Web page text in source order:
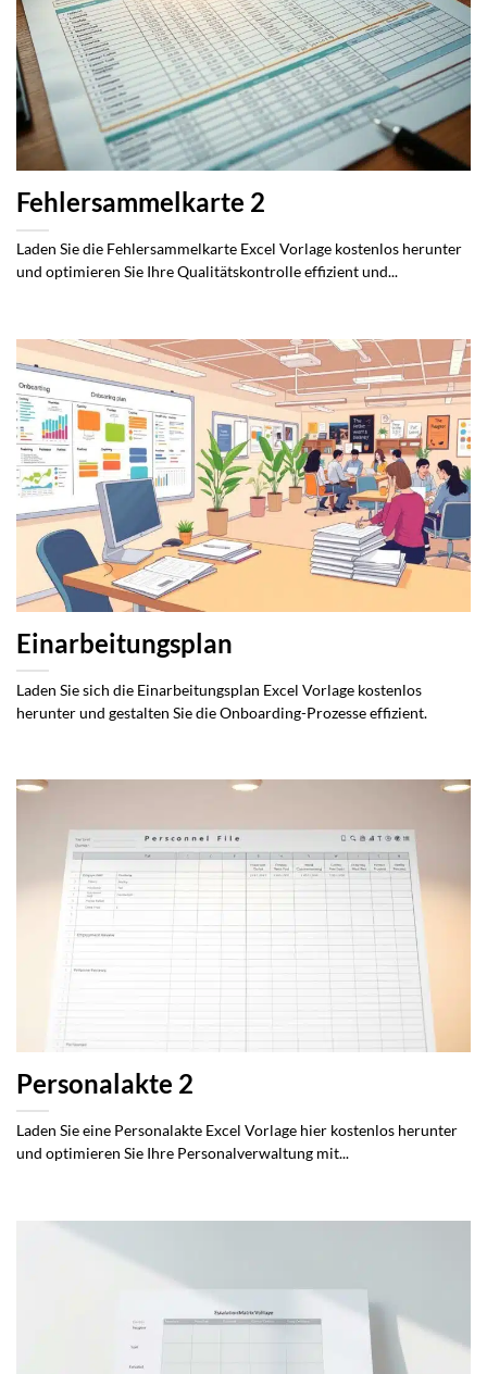
Fehlersammelkarte 2
Laden Sie die Fehlersammelkarte Excel Vorlage kostenlos herunter
und optimieren Sie Ihre Qualitätskontrolle effizient und...
Einarbeitungsplan
Laden Sie sich die Einarbeitungsplan Excel Vorlage kostenlos
herunter und gestalten Sie die Onboarding-Prozesse effizient.
Personalakte 2
Laden Sie eine Personalakte Excel Vorlage hier kostenlos herunter
und optimieren Sie Ihre Personalverwaltung mit...